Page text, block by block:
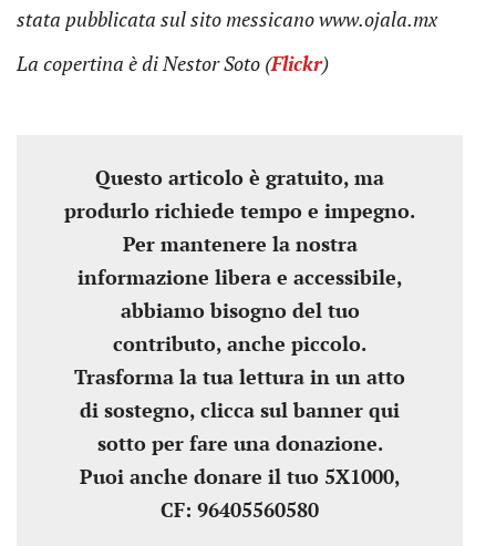
stata pubblicata sul sito messicano www.ojala.mx
La copertina è di Nestor Soto (Flickr)
Questo articolo è gratuito, ma
produrlo richiede tempo e impegno.
Per mantenere la nostra
informazione libera e accessibile,
abbiamo bisogno del tuo
contributo, anche piccolo.
Trasforma la tua lettura in un atto
di sostegno, clicca sul banner qui
sotto per fare una donazione.
Puoi anche donare il tuo 5X1000,
CF: 96405560580